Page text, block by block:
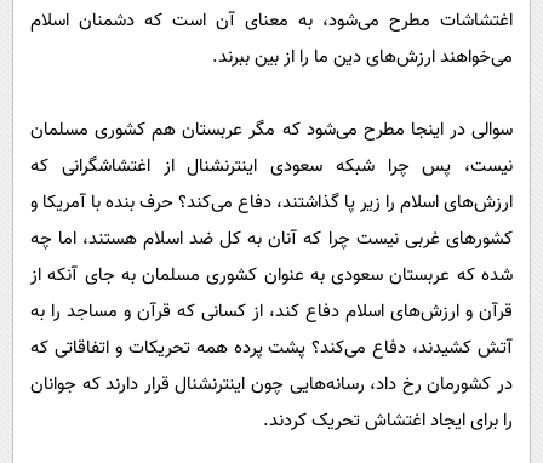
اغتشاشات مطرح می‌شود، به معنای آن است که دشمنان اسلام
می‌خواهند ارزش‌های دین ما را از بین ببرند.
سوالی در اینجا مطرح می‌شود که مگر عربستان هم کشوری مسلمان
نیست، پس چرا شبکه سعودی اینترنشنال از اغتشاشگرانی که
ارزش‌های اسلام را زیر پا گذاشتند، دفاع می‌کند؟ حرف بنده با آمریکا و
کشورهای غربی نیست چرا که آنان به کل ضد اسلام هستند، اما چه
شده که عربستان سعودی به عنوان کشوری مسلمان به جای آنکه از
قرآن و ارزش‌های اسلام دفاع کند، از کسانی که قرآن و مساجد را به
آتش کشیدند، دفاع می‌کند؟ پشت پرده همه تحریکات و اتفاقاتی که
در کشورمان رخ داد، رسانه‌هایی چون اینترنشنال قرار دارند که جوانان
را برای ایجاد اغتشاش تحریک کردند.